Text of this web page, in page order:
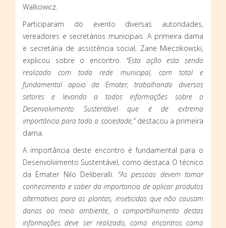
Walkowicz.
Participaram do evento diversas autoridades,
vereadores e secretários municipais. A primeira dama
e secretária de assistência social, Zane Mieczikowski,
explicou sobre o encontro.
“Esta ação esta sendo
realizada com toda rede municipal, com total e
fundamental apoio da Emater, trabalhando diversos
setores e levando a todos informações sobre o
Desenvolvimento Sustentável que é de extrema
importância para toda a sociedade,”destacou a primeira
dama.
A importância deste encontro é fundamental para o
Desenvolvimento Sustentável, como destaca O técnico
da Emater Nilo Deliberalli. “As pessoas devem tomar
conhecimento e saber da importancia de aplicar produtos
alternativos para as plantas, inseticidas que não causam
danos ao meio ambiente, o compartilhamento destas
informações deve ser realizado, como encontros como